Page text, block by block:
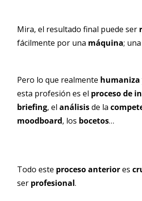
Mira, el resultado final puede ser
fácilmente por una máquina; una
Pero lo que realmente humaniza
esta profesión es el proceso de
briefing, el análisis de la
moodboard, los bocetos…
Todo este proceso anterior es
ser profesional.